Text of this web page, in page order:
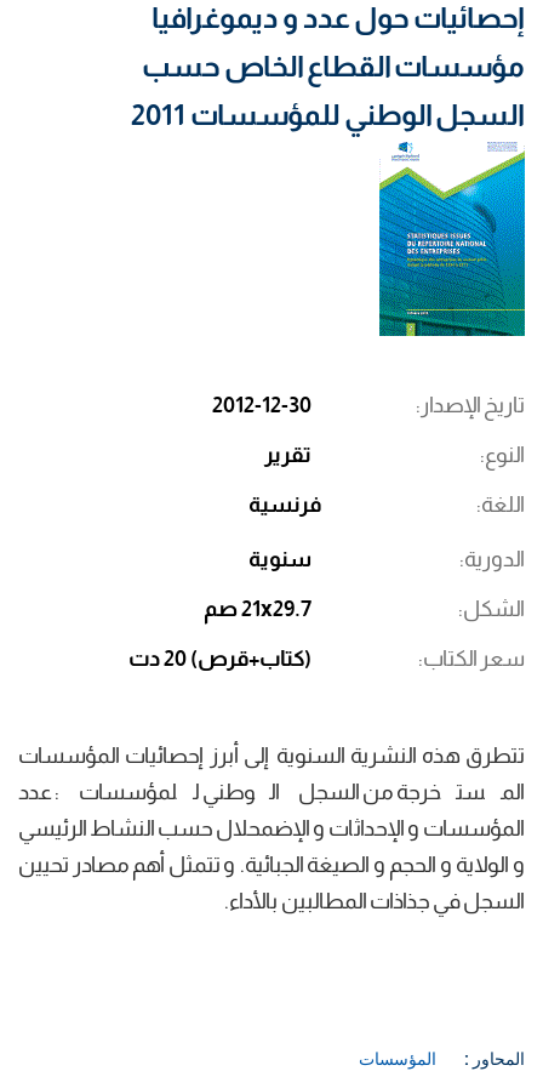
إحصائيات حول عدد و ديموغرافيا
مؤسسات القطاع الخاص حسب
السجل الوطني للمؤسسات 2011
تاريخ الإصدار 2012-12-30
النوع تقرير
اللغة فرنسية
الدورية سنوية
الشكل 21x29.7 صم
سعر الكتاب (كتاب+قرص) 20 دت
تتطرق هذه النشرية السنوية إلى أبرز إحصائيات المؤسسات
المستخرجة من السجل الوطني للمؤسسات : عدد
المؤسسات و الإحداثات و الإضمحلال حسب النشاط الرئيسي
و الولاية و الحجم و الصيغة الجبائية. و تتمثل أهم مصادر تحيين
السجل في جذاذات المطالبين بالأداء.
المحاور : المؤسسات